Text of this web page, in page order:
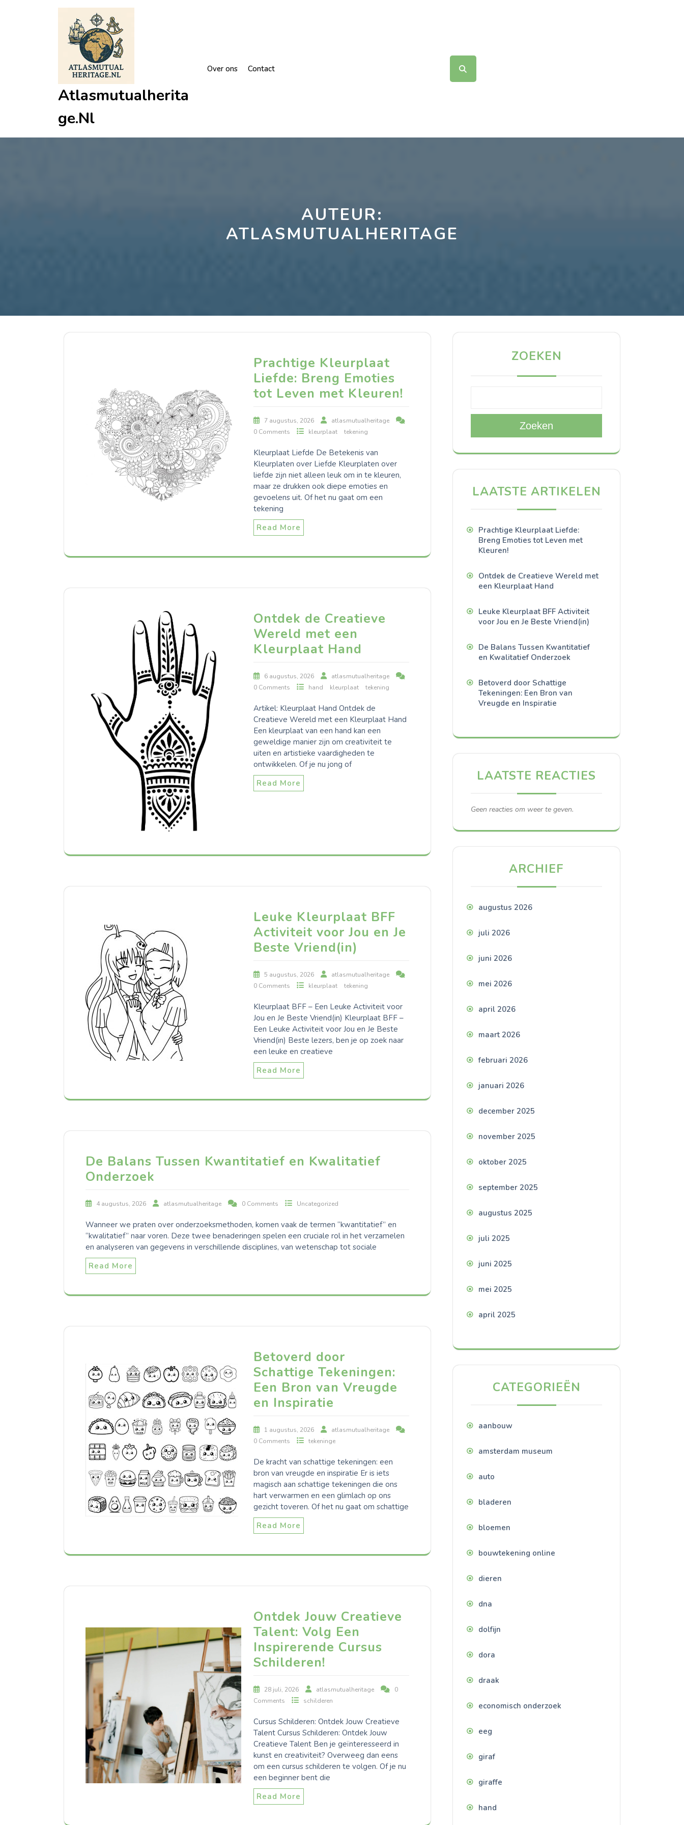
Atlasmutualherita
Ge.nl
Over ons Contact
AUTEUR:
ATLASMUTUALHERITAGE
Prachtige Kleurplaat
Liefde: Breng Emoties
tot Leven met Kleuren!
7 augustus, 2026
atlasmutualheritage
0 Comments
kleurplaat tekening
Kleurplaat Liefde De Betekenis van
Kleurplaten over Liefde Kleurplaten over
liefde zijn niet alleen leuk om in te kleuren,
maar ze drukken ook diepe emoties en
gevoelens uit. Of het nu gaat om een
tekening
Read More
Ontdek de Creatieve
Wereld met een
Kleurplaat Hand
6 augustus, 2026
atlasmutualheritage
0 Comments
hand kleurplaat tekening
Artikel: Kleurplaat Hand Ontdek de
Creatieve Wereld met een Kleurplaat Hand
Een kleurplaat van een hand kan een
geweldige manier zijn om creativiteit te
uiten en artistieke vaardigheden te
ontwikkelen. Of je nu jong of
Read More
Leuke Kleurplaat BFF
Activiteit voor Jou en Je
Beste Vriend(in)
5 augustus, 2026
atlasmutualheritage
0 Comments
kleurplaat tekening
Kleurplaat BFF – Een Leuke Activiteit voor
Jou en Je Beste Vriend(in) Kleurplaat BFF –
Een Leuke Activiteit voor Jou en Je Beste
Vriend(in) Beste lezers, ben je op zoek naar
een leuke en creatieve
Read More
De Balans Tussen Kwantitatief en Kwalitatief
Onderzoek
4 augustus, 2026 atlasmutualheritage 0 Comments Uncategorized
Wanneer we praten over onderzoeksmethoden, komen vaak de termen “kwantitatief” en
“kwalitatief” naar voren. Deze twee benaderingen spelen een cruciale rol in het verzamelen
en analyseren van gegevens in verschillende disciplines, van wetenschap tot sociale
Read More
Betoverd door
Schattige Tekeningen:
Een Bron van Vreugde
en Inspiratie
1 augustus, 2026
atlasmutualheritage
0 Comments
tekeninge
De kracht van schattige tekeningen: een
bron van vreugde en inspiratie Er is iets
magisch aan schattige tekeningen die ons
hart verwarmen en een glimlach op ons
gezicht toveren. Of het nu gaat om schattige
Read More
Ontdek Jouw Creatieve
Talent: Volg Een
Inspirerende Cursus
Schilderen!
28 juli, 2026 atlasmutualheritage
0
Comments
schilderen
Cursus Schilderen: Ontdek Jouw Creatieve
Talent Cursus Schilderen: Ontdek Jouw
Creatieve Talent Ben je geïnteresseerd in
kunst en creativiteit? Overweeg dan eens
om een cursus schilderen te volgen. Of je nu
een beginner bent die
Read More
ZOEKEN
Zoeken
LAATSTE ARTIKELEN
Prachtige Kleurplaat Liefde:
Breng Emoties tot Leven met
Kleuren!
Ontdek de Creatieve Wereld met
een Kleurplaat Hand
Leuke Kleurplaat BFF Activiteit
voor Jou en Je Beste Vriend(in)
De Balans Tussen Kwantitatief
en Kwalitatief Onderzoek
Betoverd door Schattige
Tekeningen: Een Bron van
Vreugde en Inspiratie
LAATSTE REACTIES
Geen reacties om weer te geven.
ARCHIEF
augustus 2026
juli 2026
juni 2026
mei 2026
april 2026
maart 2026
februari 2026
januari 2026
december 2025
november 2025
oktober 2025
september 2025
augustus 2025
juli 2025
juni 2025
mei 2025
april 2025
CATEGORIEËN
aanbouw
amsterdam museum
auto
bladeren
bloemen
bouwtekening online
dieren
dna
dolfijn
dora
draak
economisch onderzoek
eeg
giraf
giraffe
hand